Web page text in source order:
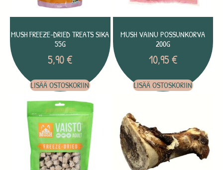
MUSH FREEZE-DRIED TREATS SIKA
55G
5,90€
LISÄÄ OSTOSKORIIN
MUSH VAINU POSSUNKORVA
200G
10,95€
LISÄÄ OSTOSKORIIN